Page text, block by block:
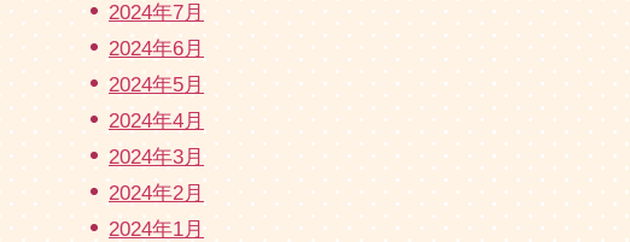
2024年7月
2024年6月
2024年5月
2024年4月
2024年3月
2024年2月
2024年1月